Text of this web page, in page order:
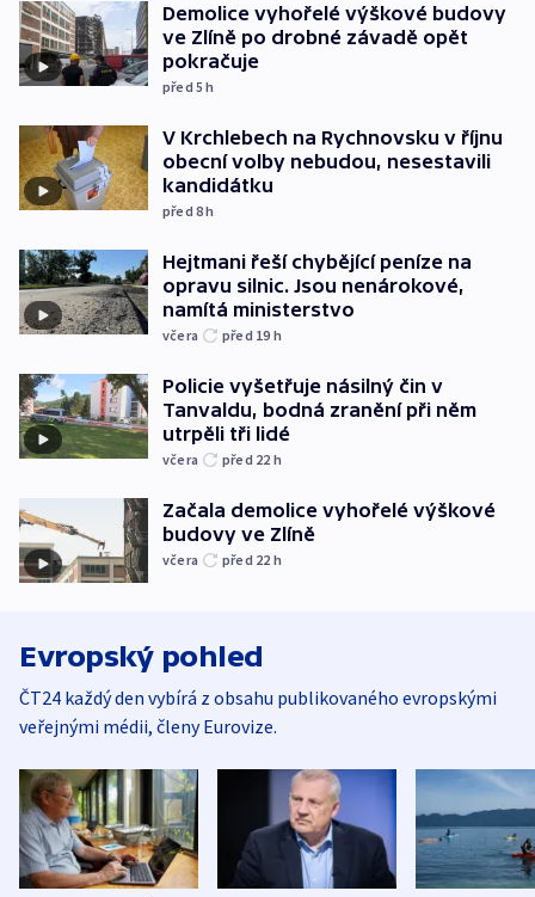
Demolice vyhořelé výškové budovy
ve Zlíně po drobné závadě opět
pokračuje
před 5h
V Krchlebech na Rychnovsku v říjnu
obecní volby nebudou, nesestavili
kandidátku
před 8h
Hejtmani řeší chybějící peníze na
opravu silnic. Jsou nenárokové,
namítá ministerstvo
včera před 19 h
Policie vyšetřuje násilný čin v
Tanvaldu, bodná zranění při něm
utrpěli tři lidé
včera před 22 h
Začala demolice vyhořelé výškové
budovy ve Zlíně
včera před 22 h
Evropský pohled
ČT24 každý den vybírá z obsahu publikovaného evropskými
veřejnými médii, členy Eurovize.